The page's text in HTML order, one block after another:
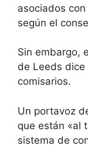
asociados
según el
Sin embargo,
de Leeds dice
comisarios.
Un portavoz
que están «al
sistema de